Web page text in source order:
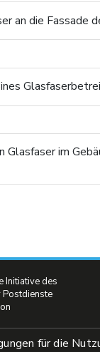
an die Fassade
Glasfaser im
Initiative des
Postdienste
für die